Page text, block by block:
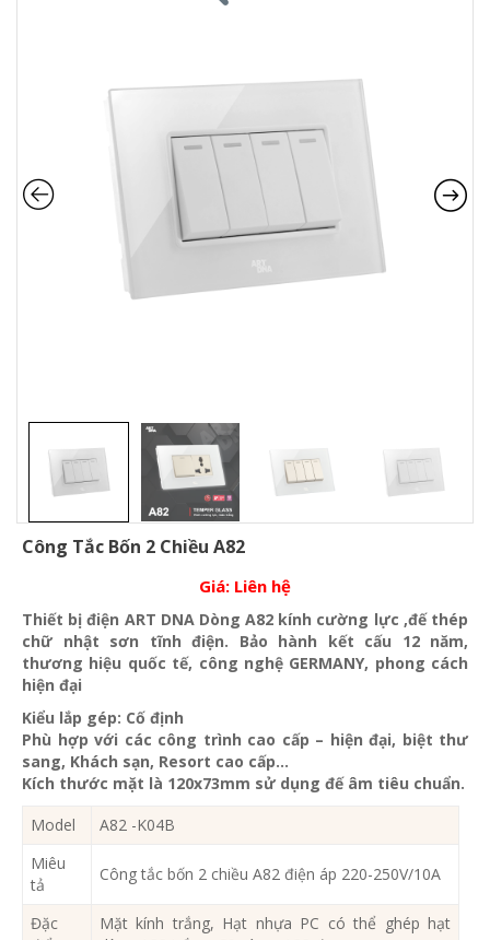
Công Tắc Bốn 2 Chiều A82
Giá: Liên hệ
Thiết bị điện ART DNA Dòng A82 kính cường lực ,đế thép
chữ nhật sơn tĩnh điện. Bảo hành kết cấu 12 năm,
thương hiệu quốc tế, công nghệ GERMANY, phong cách
hiện đại
Kiểu lắp gép: Cố định
Phù hợp với các công trình cao cấp – hiện đại, biệt thư
sang, Khách sạn, Resort cao cấp…
Kích thước mặt là 120x73mm sử dụng đế âm tiêu chuẩn.
Model
A82 -K04B
Miêu
tả
Công tắc bốn 2 chiều A82 điện áp 220-250V/10A
Đặc
Mặt kính trắng, Hạt nhựa PC có thể ghép hạt